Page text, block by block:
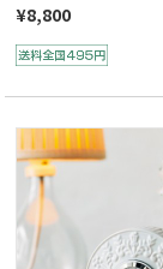
¥8,800